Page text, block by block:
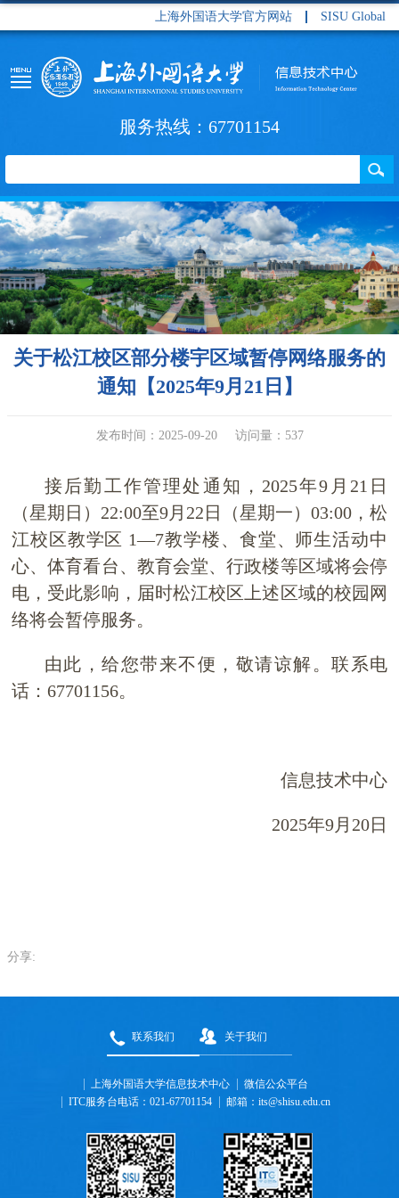
上海外国语大学官方网站 SISU Global
服务热线：67701154
关于松江校区部分楼宇区域暂停网络服务的
通知【2025年9月21日】
发布时间：2025-09-20 访问量： 537
接后勤工作管理处通知，2025年9 月 21 日
（星期日） 22:00至9月 22 日（星期一） 03:00 ，松
江校区教学区 1—7教学楼、食堂、师生活动中
心、体育看台、教育会堂、行政楼等区域将会停
电，受此影响，届时松江校区上述区域的校园网
络将会暂停服务。
由此，给您带来不便，敬请谅解。联系电
话： 67701156。
信息技术中心
2025年9月 20日
分享:
联系我们 关于我们
上海外国语大学信息技术中心
微信公众平台
ITC服务台电话：021-67701154
邮箱：its@shisu.edu.cn